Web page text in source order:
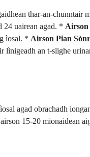
thar-an-
24 uairean agad. * Airson
ìosal. * Airson Pian
lìnigeadh an t-slighe
agad obrachadh
15-20 mionaidean